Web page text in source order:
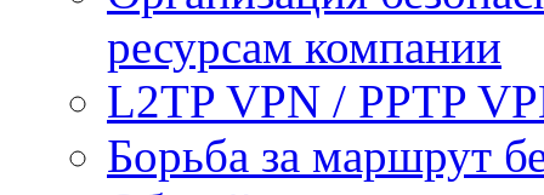
ресурсам компании
L2TP VPN / PPTP
Борьба за маршрут